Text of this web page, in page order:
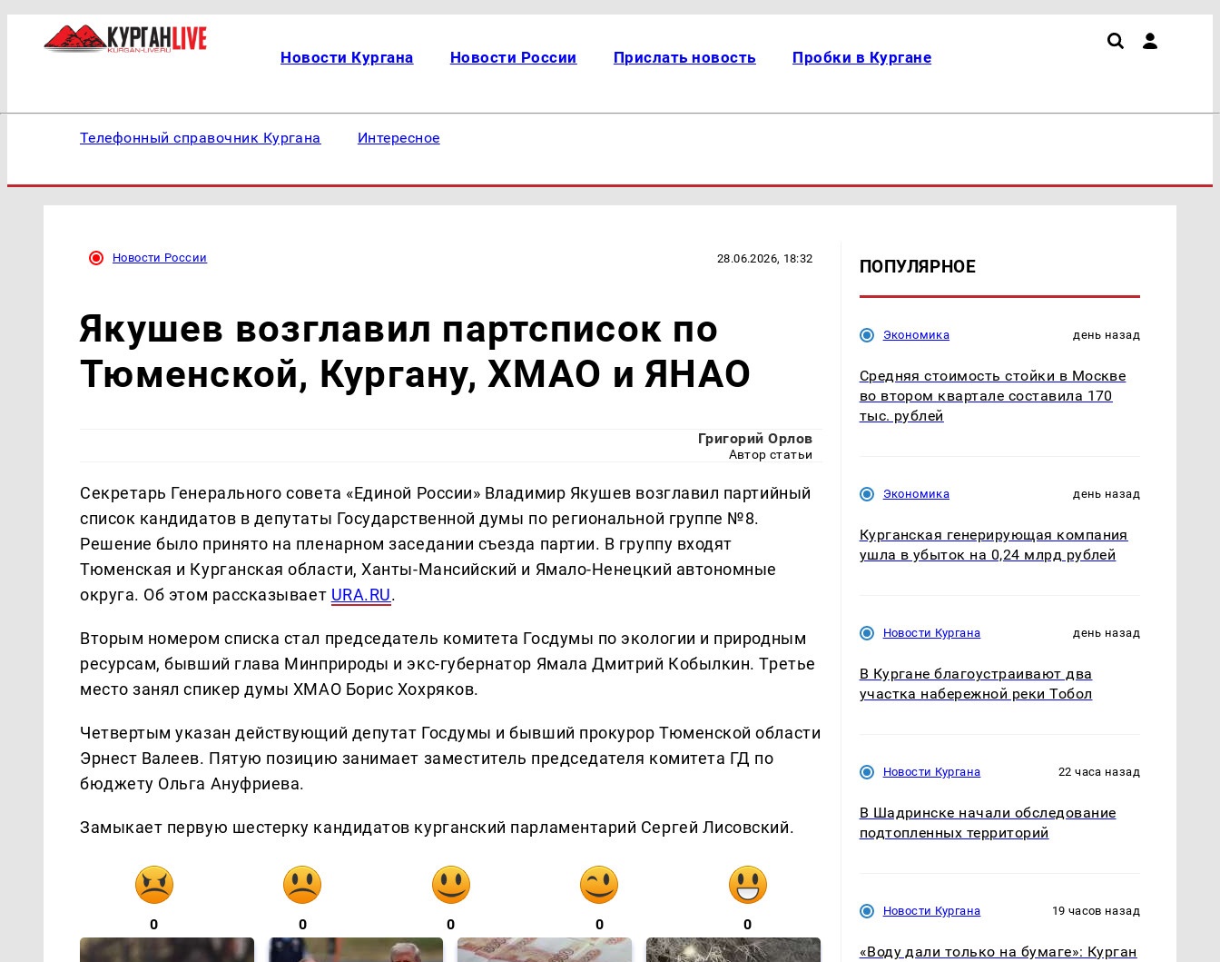
Новости Кургана Новости России Прислать новость Пробки в Кургане
Телефонный справочник Кургана Интересное
Новости России 28.06.2026, 18:32
Якушев возглавил партсписок по
Тюменской, Кургану, ХМАО и ЯНАО
Григорий Орлов
Автор статьи
Секретарь Генерального совета «Единой России» Владимир Якушев возглавил партийный
список кандидатов в депутаты Государственной думы по региональной группе №8.
Решение было принято на пленарном заседании съезда партии. В группу входят
Тюменская и Курганская области, Ханты-Мансийский и Ямало-Ненецкий автономные
округа. Об этом рассказывает URA.RU.
Вторым номером списка стал председатель комитета Госдумы по экологии и природным
ресурсам, бывший глава Минприроды и экс-губернатор Ямала Дмитрий Кобылкин. Третье
место занял спикер думы ХМАО Борис Хохряков.
Четвертым указан действующий депутат Госдумы и бывший прокурор Тюменской области
Эрнест Валеев. Пятую позицию занимает заместитель председателя комитета ГД по
бюджету Ольга Ануфриева.
Замыкает первую шестерку кандидатов курганский парламентарий Сергей Лисовский.
0 0 0 0 0
ПОПУЛЯРНОЕ
Экономика день назад
Средняя стоимость стойки в Москве
во втором квартале составила 170
тыс. рублей
Экономика день назад
Курганская генерирующая компания
ушла в убыток на 0,24 млрд рублей
Новости Кургана день назад
В Кургане благоустраивают два
участка набережной реки Тобол
Новости Кургана 22 часа назад
В Шадринске начали обследование
подтопленных территорий
Новости Кургана 19 часов назад
«Воду дали только на бумаге»: Курган